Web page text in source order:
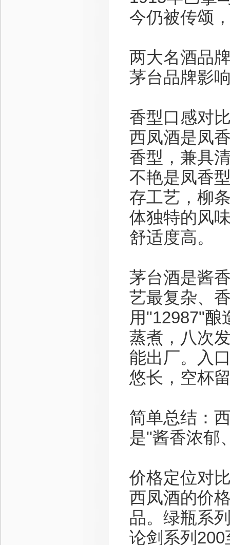
今仍被传颂
两大名酒品
茅台品牌影
香型口感对
西凤酒是凤
香型，兼具
不艳是凤香
存工艺，柳
体独特的风
舒适度高。
茅台酒是酱
艺最复杂、
用"12987"酿
蒸煮，八次
能出厂。入
悠长，空杯
简单总结：
是"酱香浓郁
价格定位对
西凤酒的价
品。绿瓶系
论剑系列